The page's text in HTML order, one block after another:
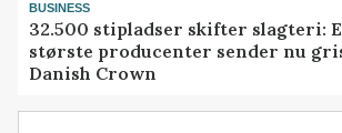
BUSINESS
32.500 stipladser skifter slagteri:
største producenter sender nu
Danish Crown